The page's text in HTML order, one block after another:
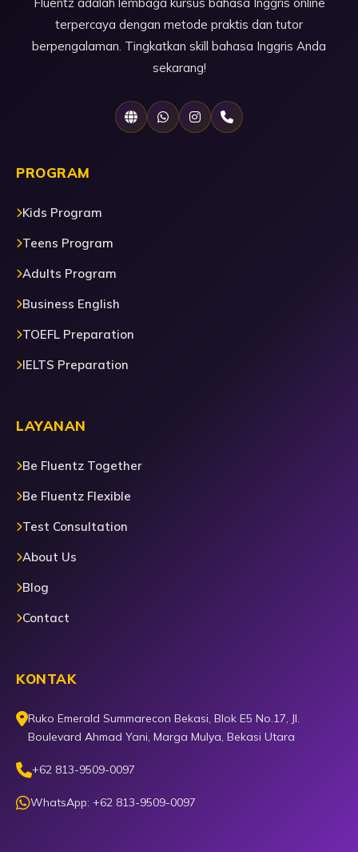
terpercaya dengan metode praktis dan tutor
berpengalaman. Tingkatkan skill bahasa Inggris Anda
sekarang!
PROGRAM
Kids Program
Teens Program
Adults Program
Business English
TOEFL Preparation
IELTS Preparation
LAYANAN
Be Fluentz Together
Be Fluentz Flexible
Test Consultation
About Us
Blog
Contact
KONTAK
Ruko Emerald Summarecon Bekasi, Blok E5 No.17, Jl.
Boulevard Ahmad Yani, Marga Mulya, Bekasi Utara
+62 813-9509-0097
WhatsApp: +62 813-9509-0097